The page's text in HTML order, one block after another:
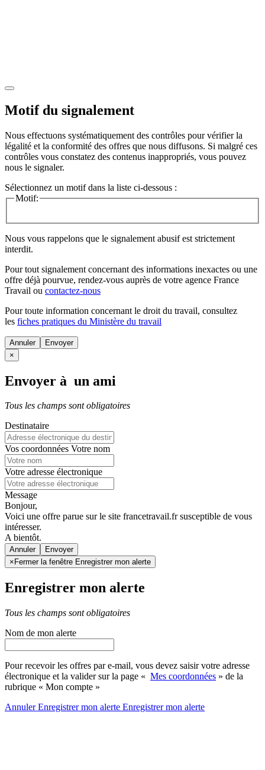
Motif du signalement
Nous effectuons systématiquement des contrôles pour vérifier la
légalité et la conformité des offres que nous diffusons. Si malgré ces
contrôles vous constatez des contenus inappropriés, vous pouvez
nous le signaler.
Sélectionnez un motif dans la liste ci-dessous :
Motif:
Nous vous rappelons que le signalement abusif est strictement
interdit.
Pour tout signalement concernant des informations inexactes ou une
offre déjà pourvue, rendez-vous auprès de votre agence France
Travail ou contactez-nous
Pour toute information concernant le droit du travail, consultez
les fiches pratiques du Ministère du travail
Annuler
×
Envoyer à un ami
Tous les champs sont obligatoires
Destinataire
Vos coordonnées Votre nom
Votre adresse électronique
Message
Bonjour,
Voici une offre parue sur le site francetravail.fr susceptible de vous
intéresser.
A bientôt.
Annuler
× Fermer la fenêtre Enregistrer mon alerte
Enregistrer mon alerte
Tous les champs sont obligatoires
Nom de mon alerte
Pour recevoir les offres par e-mail, vous devez saisir votre adresse
électronique et la valider sur la page « Mes coordonnées » de la
rubrique « Mon compte »
AnnulerEnregistrer mon alerte Enregistrermon alerte